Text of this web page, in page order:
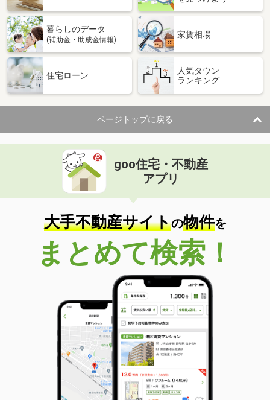
暮らしのデータ
(補助金・助成金情報)
家賃相場
住宅ローン
人気タウン
ランキング
ページトップに戻る
goo住宅・不動産
アプリ
大手不動産サイトの物件を
まとめて検索！